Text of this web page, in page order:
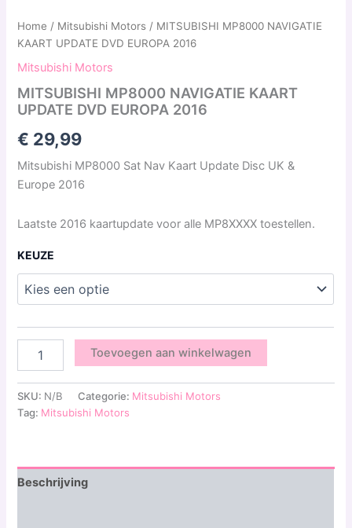
Home / Mitsubishi Motors / MITSUBISHI MP8000 NAVIGATIE
KAART UPDATE DVD EUROPA 2016
Mitsubishi Motors
MITSUBISHI MP8000 NAVIGATIE KAART
UPDATE DVD EUROPA 2016
€ 29,99
Mitsubishi MP8000 Sat Nav Kaart Update Disc UK &
Europe 2016
Laatste 2016 kaartupdate voor alle MP8XXXX toestellen.
KEUZE
Toevoegen aan winkelwagen
SKU: N/B Categorie: Mitsubishi Motors
Tag: Mitsubishi Motors
Beschrijving